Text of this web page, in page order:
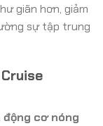
giãn hơn, giảm
sự tập trung
động cơ nóng